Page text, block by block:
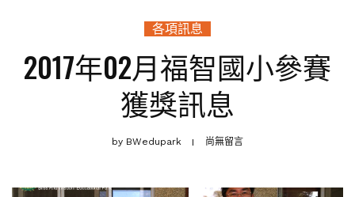
各項訊息
2017年02月福智國小參賽
獲獎訊息
by BWedupark 尚無留言